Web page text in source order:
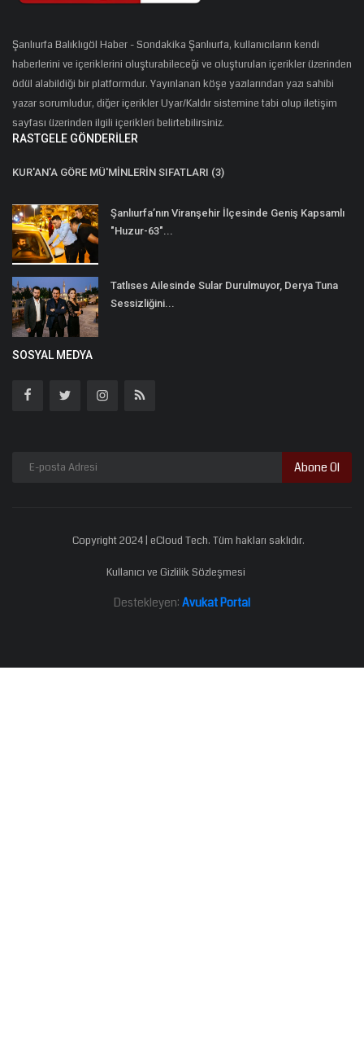
Şanlıurfa Balıklıgöl Haber - Sondakika Şanlıurfa, kullanıcıların kendi
haberlerini ve içeriklerini oluşturabileceği ve oluşturulan içerikler üzerinden
ödül alabildiği bir platformdur. Yayınlanan köşe yazılarından yazı sahibi
yazar sorumludur, diğer içerikler Uyar/Kaldır sistemine tabi olup iletişim
sayfası üzerinden ilgili içerikleri belirtebilirsiniz.
RASTGELE GÖNDERILER
KUR'AN'A GÖRE MÜ'MİNLERİN SIFATLARI (3)
Şanlıurfa’nın Viranşehir İlçesinde Geniş Kapsamlı
"Huzur-63"...
Tatlıses Ailesinde Sular Durulmuyor, Derya Tuna
Sessizliğini...
SOSYAL MEDYA
Abone Ol
Copyright 2024 | eCloud Tech. Tüm hakları saklıdır.
Kullanıcı ve Gizlilik Sözleşmesi
Destekleyen: Avukat Portal